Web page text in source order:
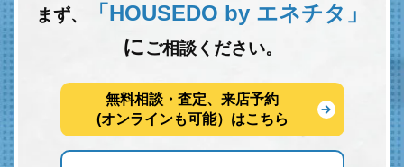
まず、
「HOUSEDO by エネチタ」
にご相談ください。
無料相談・査定、来店予約
(オンラインも可能）はこちら